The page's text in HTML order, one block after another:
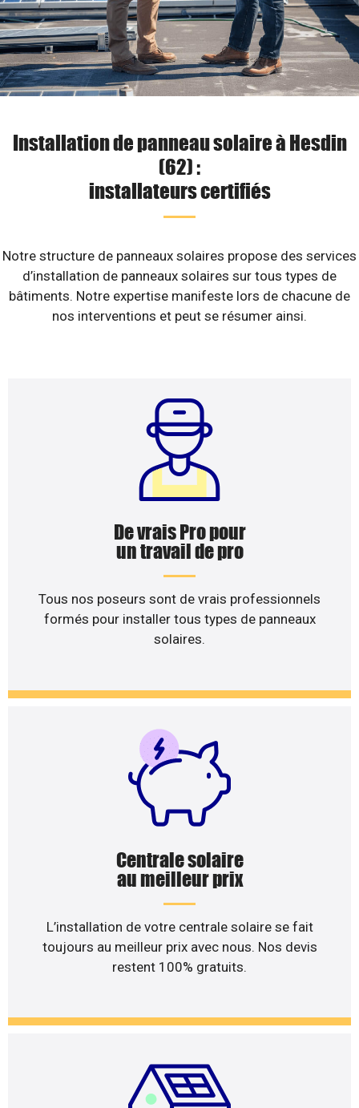
Installation de panneau solaire à Hesdin
(62) :
installateurs certifiés
Notre structure de panneaux solaires propose des services
d’installation de panneaux solaires sur tous types de
bâtiments. Notre expertise manifeste lors de chacune de
nos interventions et peut se résumer ainsi.
De vrais Pro pour
un travail de pro
Tous nos poseurs sont de vrais professionnels
formés pour installer tous types de panneaux
solaires.
Centrale solaire
au meilleur prix
L’installation de votre centrale solaire se fait
toujours au meilleur prix avec nous. Nos devis
restent 100% gratuits.